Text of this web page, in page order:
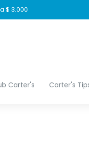
$ 3.000
Carter's Carter's